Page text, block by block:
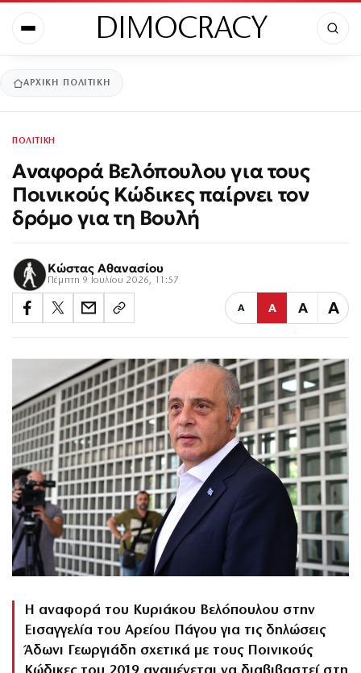
DIMOCRACY
ΑΡΧΙΚΉ ΠΟΛΙΤΙΚΗ
ΠΟΛΙΤΙΚΗ
Αναφορά Βελόπουλου για τους
Ποινικούς Κώδικες παίρνει τον
δρόμο για τη Βουλή
Κώστας Αθανασίου
Πέμπτη 9 Ιουλίου 2026, 11:57
Α Α Α Α
Η αναφορά του Κυριάκου Βελόπουλου στην
Εισαγγελία του Αρείου Πάγου για τις δηλώσεις
Άδωνι Γεωργιάδη σχετικά με τους Ποινικούς